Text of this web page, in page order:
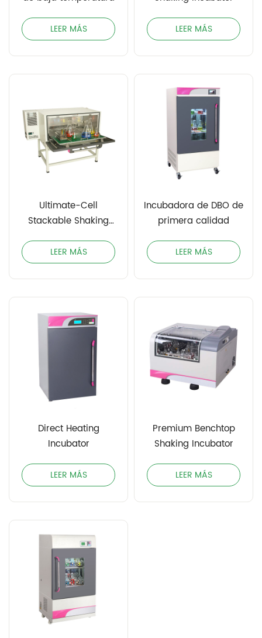
LEER MÁS LEER MÁS
Ultimate-Cell
Stackable Shaking
LEER MÁS
Incubadora de DBO de
primera calidad
LEER MÁS
Direct Heating
Incubator
LEER MÁS
Premium Benchtop
Shaking Incubator
LEER MÁS